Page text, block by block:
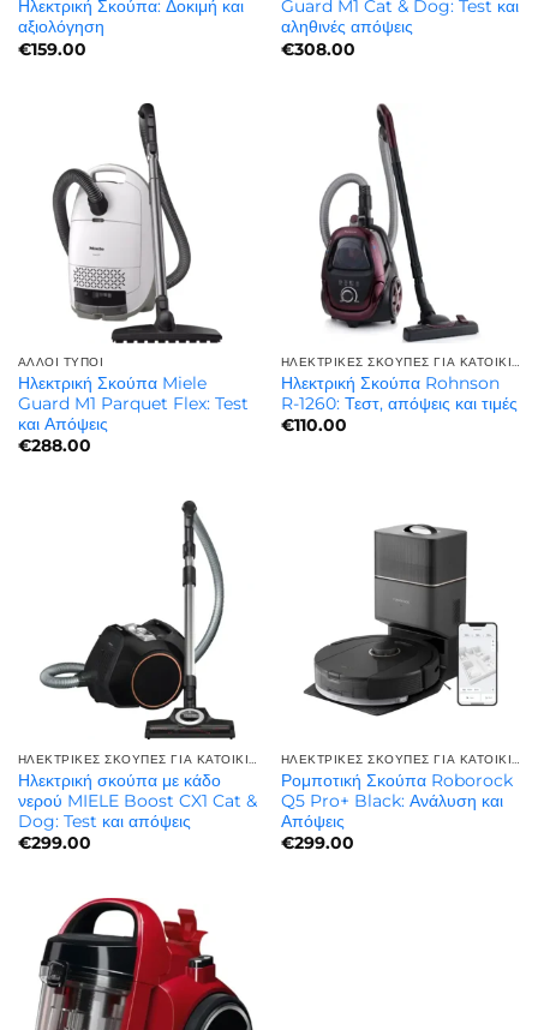
Ηλεκτρική Σκούπα: Δοκιμή και
αξιολόγηση
€159.00
Guard M1 Cat & Dog: Test και
αληθινές απόψεις
€308.00
ΆΛΛΟΙ ΤΎΠΟΙ
Ηλεκτρική Σκούπα Miele
Guard M1 Parquet Flex: Test
και Απόψεις
€288.00
ΗΛΕΚΤΡΙΚΈΣ ΣΚΟΎΠΕΣ ΓΙΑ ΚΑΤΟΙΚΊΔΙΑ | ΓΙΑ ΤΡΊΧΕΣ ΚΑΤΟΙΚΙΔΊΩΝ
Ηλεκτρική Σκούπα Rohnson
R-1260: Τεστ, απόψεις και τιμές
€110.00
ΗΛΕΚΤΡΙΚΈΣ ΣΚΟΎΠΕΣ ΓΙΑ ΚΑΤΟΙΚΊΔΙΑ | ΓΙΑ ΤΡΊΧΕΣ ΚΑΤΟΙΚΙΔΊΩΝ
Ηλεκτρική σκούπα με κάδο
νερού MIELE Boost CX1 Cat &
Dog: Test και απόψεις
€299.00
ΗΛΕΚΤΡΙΚΈΣ ΣΚΟΎΠΕΣ ΓΙΑ ΚΑΤΟΙΚΊΔΙΑ | ΓΙΑ ΤΡΊΧΕΣ ΚΑΤΟΙΚΙΔΊΩΝ
Ρομποτική Σκούπα Roborock
Q5 Pro+ Black: Ανάλυση και
Απόψεις
€299.00